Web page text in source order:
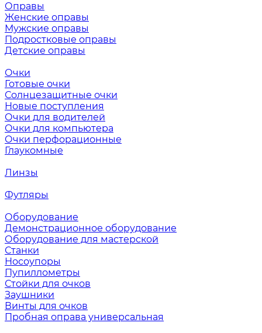
Оправы
Женские оправы
Мужские оправы
Подростковые оправы
Детские оправы
Очки
Готовые очки
Солнцезащитные очки
Новые поступления
Очки для водителей
Очки для компьютера
Очки перфорационные
Глаукомные
Линзы
Футляры
Оборудование
Демонстрационное оборудование
Оборудование для мастерской
Станки
Носоупоры
Пупиллометры
Стойки для очков
Заушники
Винты для очков
Пробная оправа универсальная